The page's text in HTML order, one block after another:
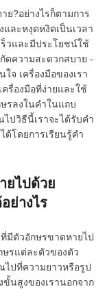
ย?อย่างไรก็ตามการ
และหงุดหงิดเป็นเวลา
ร็วและมีประโยชน์ใช้
ดความสะดวกสบาย -
จ เครื่องมือของเรา
รื่องมือที่ง่ายและใช้
รลงในคำในแถบ
ปวิธีนี้เราจะได้รับคำ
ด้โดยการเรียนรู้คำ
ยไปด้วย
ย่างไร
มีตัวอักษรขาดหายไป
รแต่ละตัวของตัว
ปที่ความยาวหรือรูป
ขั้นสูงของเรานอกจาก